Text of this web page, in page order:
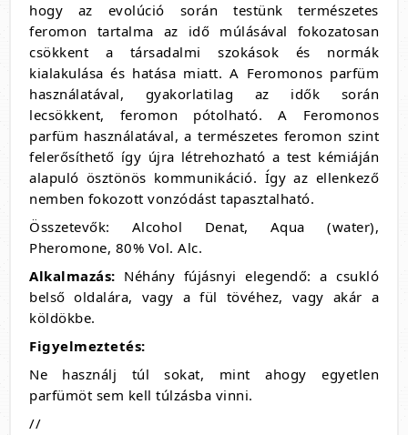
hogy az evolúció során testünk természetes
feromon tartalma az idő múlásával fokozatosan
csökkent a társadalmi szokások és normák
kialakulása és hatása miatt. A Feromonos parfüm
használatával, gyakorlatilag az idők során
lecsökkent, feromon pótolható. A Feromonos
parfüm használatával, a természetes feromon szint
felerősíthető így újra létrehozható a test kémiáján
alapuló ösztönös kommunikáció. Így az ellenkező
nemben fokozott vonzódást tapasztalható.
Összetevők: Alcohol Denat, Aqua (water),
Pheromone, 80% Vol. Alc.
Alkalmazás: Néhány fújásnyi elegendő: a csukló
belső oldalára, vagy a fül tövéhez, vagy akár a
köldökbe.
Figyelmeztetés:
Ne használj túl sokat, mint ahogy egyetlen
parfümöt sem kell túlzásba vinni.
//